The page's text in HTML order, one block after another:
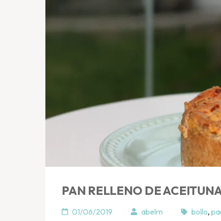
PAN RELLENO DE
01/06/2019 abelrn bollo,